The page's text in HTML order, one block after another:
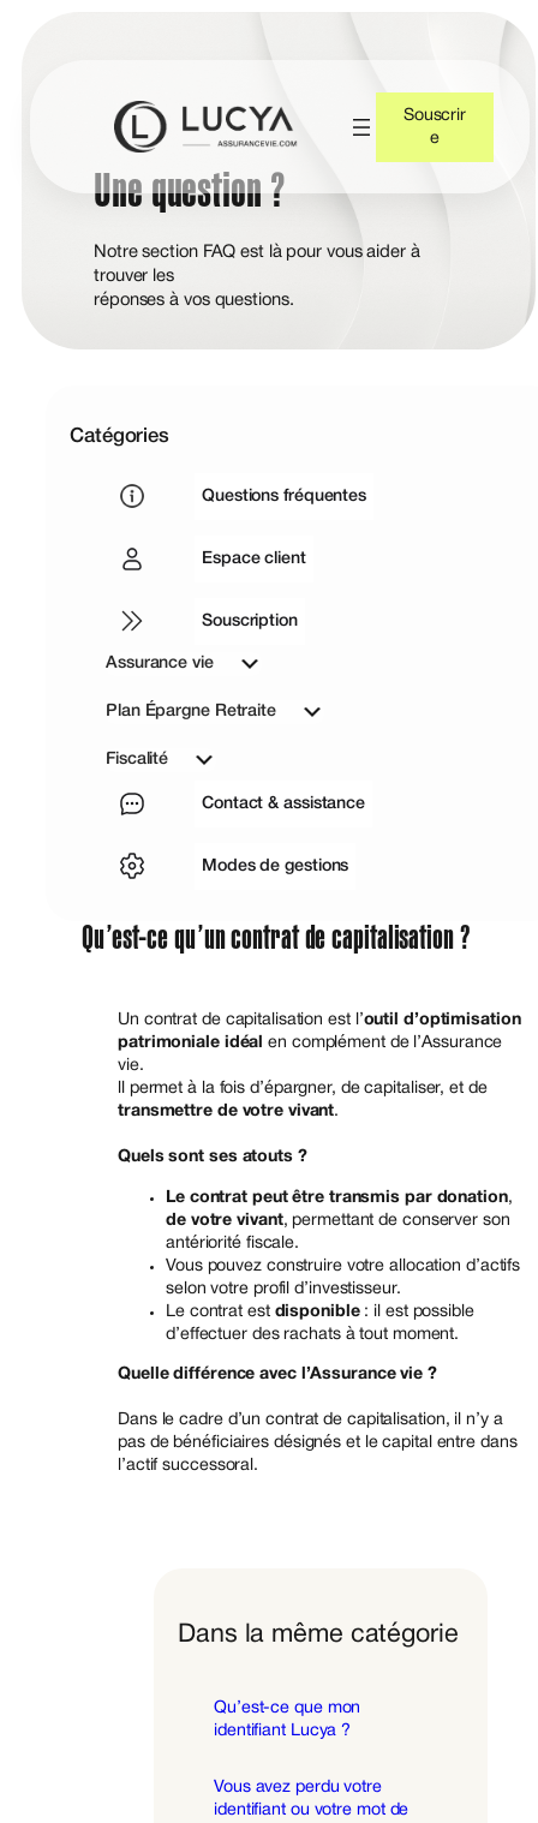
Souscrir
e
Une question ?
Notre section FAQ est là pour vous aider à
trouver les
réponses à vos questions.
Catégories
Questions fréquentes
Espace client
Souscription
Assurance vie
Plan Épargne Retraite
Fiscalité
Contact & assistance
Modes de gestions
Qu’est-ce qu’un contrat de capitalisation ?
Un contrat de capitalisation est l’outil d’optimisation
patrimoniale idéalen complément de l’Assurance
vie.
ll permet à la fois d’épargner, de capitaliser, et de
transmettre de votre vivant.
Quels sont ses atouts ?
Le contrat peut être transmis par donation,
de votre vivant, permettant de conserver son
antériorité fiscale.
Vous pouvez construire votre allocation d’actifs
selon votre profil d’investisseur.
Le contrat est disponible: il est possible
d’effectuer des rachats à tout moment.
Quelle différence avec l’Assurance vie ?
Dans le cadre d’un contrat de capitalisation, il n’y a
pas de bénéficiaires désignés et le capital entre dans
l’actif successoral.
Dans la même catégorie
Qu’est-ce que mon
identifiant Lucya ?
Vous avez perdu votre
identifiant ou votre mot de